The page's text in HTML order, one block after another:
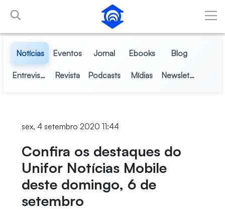
Pular para o Conteúdo principal
Notícias Eventos Jornal Ebooks Blog
Entrevistas Revista Podcasts Mídias Newsletter
sex, 4 setembro 2020 11:44
Confira os destaques do
Unifor Notícias Mobile
deste domingo, 6 de
setembro